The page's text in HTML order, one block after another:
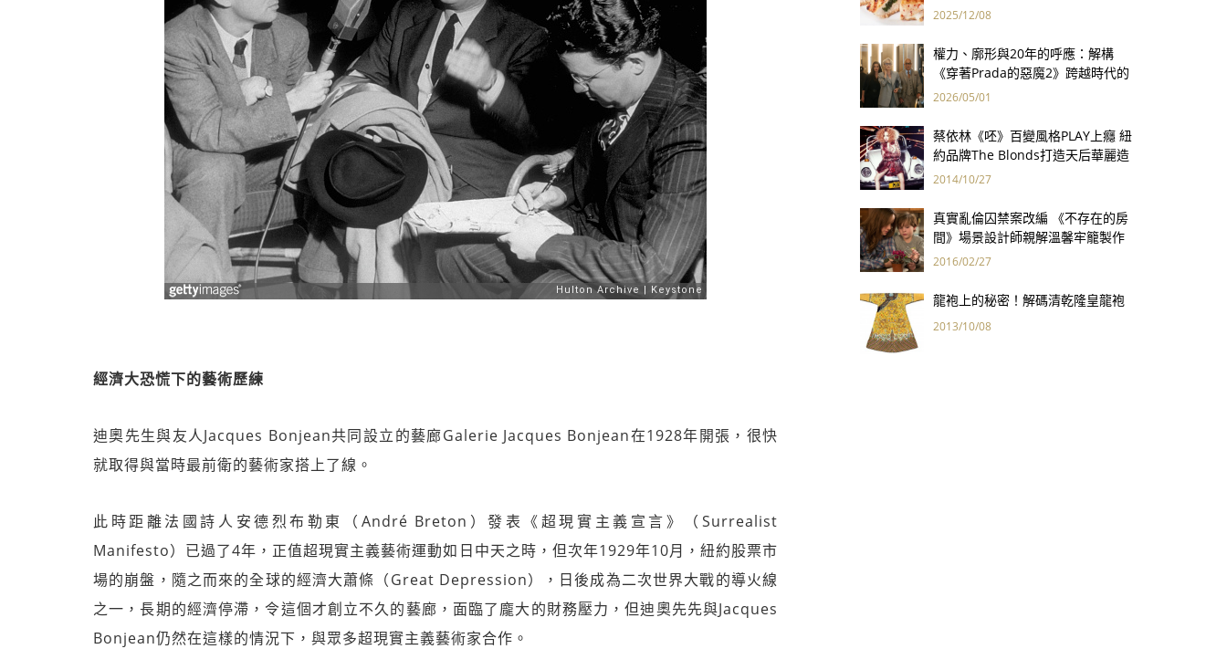
經濟大恐慌下的藝術歷練
迪奧先生與友人Jacques Bonjean共同設立的藝廊Galerie Jacques Bonjean在1928年開張，很快
就取得與當時最前衛的藝術家搭上了線。
此時距離法國詩人安德烈布勒東（André Breton）發表《超現實主義宣言》（Surrealist
Manifesto）已過了4年，正值超現實主義藝術運動如日中天之時，但次年1929年10月，紐約股票市
場的崩盤，隨之而來的全球的經濟大蕭條（Great Depression），日後成為二次世界大戰的導火線
之一，長期的經濟停滯，令這個才創立不久的藝廊，面臨了龐大的財務壓力，但迪奧先先與Jacques
Bonjean仍然在這樣的情況下，與眾多超現實主義藝術家合作。
2025/12/08
權力、廓形與20年的呼應：解構
《穿著Prada的惡魔2》跨越時代的
衣櫥哲學
2026/05/01
蔡依林《呸》百變風格PLAY上癮 紐
約品牌The Blonds打造天后華麗造
型
2014/10/27
真實亂倫囚禁案改編 《不存在的房
間》場景設計師親解溫馨牢籠製作
幕後
2016/02/27
龍袍上的秘密！解碼清乾隆皇龍袍
2013/10/08